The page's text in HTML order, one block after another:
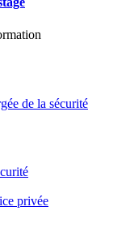
de la sécurité
privée